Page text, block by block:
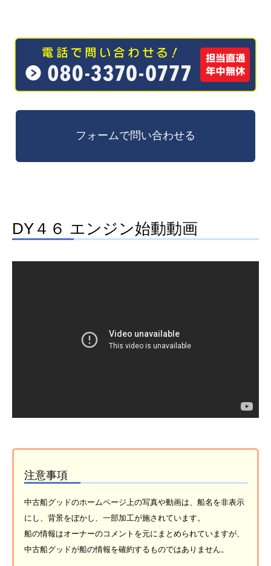
DY４６ エンジン始動動画
注意事項
中古船グッドのホームページ上の写真や動画は、船名を非表示
にし、背景をぼかし、一部加工が施されています。
船の情報はオーナーのコメントを元にまとめられていますが、
中古船グッドが船の情報を確約するものではありません。